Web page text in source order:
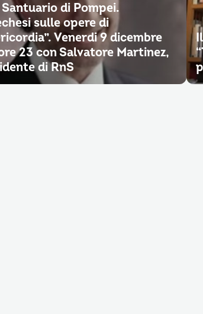
Santuario di Pompei.
sulle opere di
Venerdi 9 dicembre
23 con Salvatore Martinez,
di RnS